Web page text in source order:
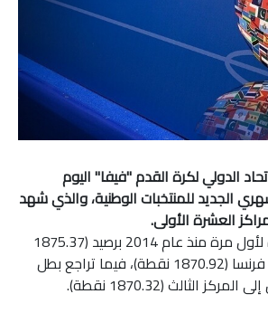
الدولي لكرة القدم "فيفا" اليوم
الجديد للمنتخبات الوطنية، والذي شهد
العشرة الأولى.
إسبانيا اعتلت الصدارة لأول مرة منذ عام 2014 برصيد (1875.37
نقطة)، متقدمة على فرنسا (1870.92 نقطة)، فيما تراجع بطل